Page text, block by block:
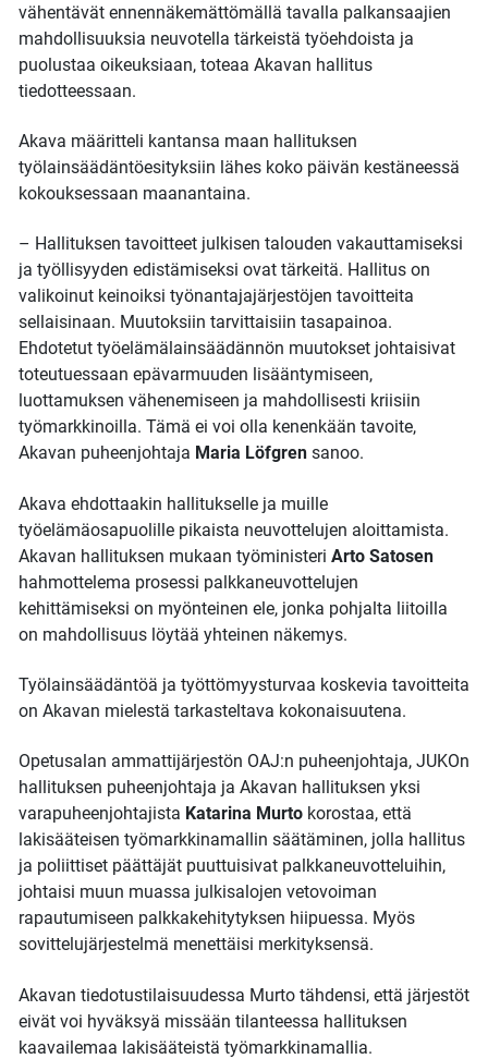
vähentävät ennennäkemättömällä tavalla palkansaajien
mahdollisuuksia neuvotella tärkeistä työehdoista ja
puolustaa oikeuksiaan, toteaa Akavan hallitus
tiedotteessaan.
Akava määritteli kantansa maan hallituksen
työlainsäädäntöesityksiin lähes koko päivän kestäneessä
kokouksessaan maanantaina.
– Hallituksen tavoitteet julkisen talouden vakauttamiseksi
ja työllisyyden edistämiseksi ovat tärkeitä. Hallitus on
valikoinut keinoiksi työnantajajärjestöjen tavoitteita
sellaisinaan. Muutoksiin tarvittaisiin tasapainoa.
Ehdotetut työelämälainsäädännön muutokset johtaisivat
toteutuessaan epävarmuuden lisääntymiseen,
luottamuksen vähenemiseen ja mahdollisesti kriisiin
työmarkkinoilla. Tämä ei voi olla kenenkään tavoite,
Akavan puheenjohtaja Maria Löfgren sanoo.
Akava ehdottaakin hallitukselle ja muille
työelämäosapuolille pikaista neuvottelujen aloittamista.
Akavan hallituksen mukaan työministeri Arto Satosen
hahmottelema prosessi palkkaneuvottelujen
kehittämiseksi on myönteinen ele, jonka pohjalta liitoilla
on mahdollisuus löytää yhteinen näkemys.
Työlainsäädäntöä ja työttömyysturvaa koskevia tavoitteita
on Akavan mielestä tarkasteltava kokonaisuutena.
Opetusalan ammattijärjestön OAJ:n puheenjohtaja, JUKOn
hallituksen puheenjohtaja ja Akavan hallituksen yksi
varapuheenjohtajista Katarina Murto korostaa, että
lakisääteisen työmarkkinamallin säätäminen, jolla hallitus
ja poliittiset päättäjät puuttuisivat palkkaneuvotteluihin,
johtaisi muun muassa julkisalojen vetovoiman
rapautumiseen palkkakehitytyksen hiipuessa. Myös
sovittelujärjestelmä menettäisi merkityksensä.
Akavan tiedotustilaisuudessa Murto tähdensi, että järjestöt
eivät voi hyväksyä missään tilanteessa hallituksen
kaavailemaa lakisääteistä työmarkkinamallia.